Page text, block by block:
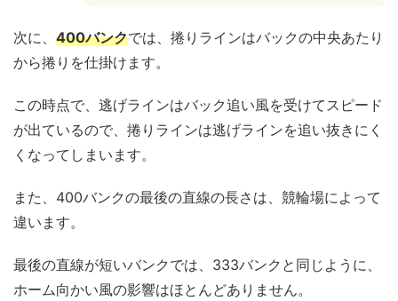
次に、 400バンクでは、捲りラインはバックの中央あたり
から捲りを仕掛けます。
この時点で、逃げラインはバック追い風を受けてスピード
が出ているので、捲りラインは逃げラインを追い抜きにく
くなってしまいます。
また、400バンクの最後の直線の長さは、競輪場によって
違います。
最後の直線が短いバンクでは、333バンクと同じように、
ホーム向かい風の影響はほとんどありません。